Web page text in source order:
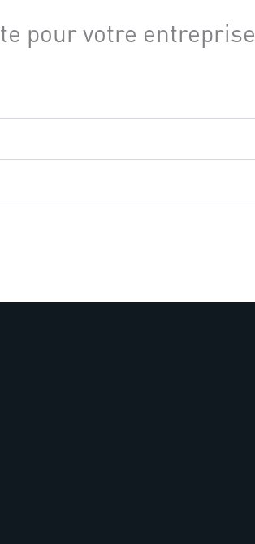
pour votre entreprise